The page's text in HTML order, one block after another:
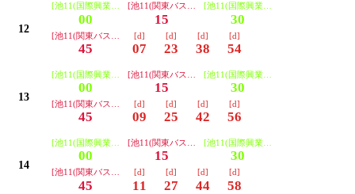
12
[池11(国際興業) 池袋駅西口 中野5経由]
00
[池11(関東バス) 池袋駅西口 中野5経由]
15
[池11(国際興業) 池袋駅西口 中野5経
30
[池11(関東バス) 池袋駅西口 中野5経由]
45
[d]
07
[d]
23
[d]
38
[d]
54
13
[池11(国際興業) 池袋駅西口 中野5経由]
00
[池11(関東バス) 池袋駅西口 中野5経由]
15
[池11(国際興業) 池袋駅西口 中野5経
30
[池11(関東バス) 池袋駅西口 中野5経由]
45
[d]
09
[d]
25
[d]
42
[d]
56
14
[池11(国際興業) 池袋駅西口 中野5経由]
00
[池11(関東バス) 池袋駅西口 中野5経由]
15
[池11(国際興業) 池袋駅西口 中野5経
30
[池11(関東バス) 池袋駅西口 中野5経由]
45
[d]
11
[d]
27
[d]
44
[d]
58